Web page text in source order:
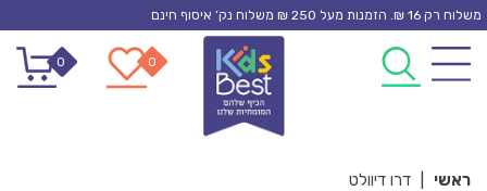
Skip
content
משלוח רק 16 ₪. הזמנות מעל 250 ₪ משלוח נק’ איסוף חינם
0
0
ראשי דרו דיוולט